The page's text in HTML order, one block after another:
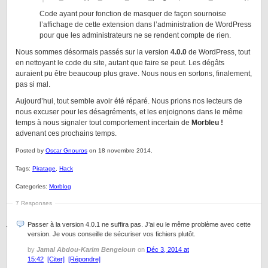
Code ayant pour fonction de masquer de façon sournoise
l’affichage de cette extension dans l’administration de WordPress
pour que les administrateurs ne se rendent compte de rien.
Nous sommes désormais passés sur la version 4.0.0 de WordPress, tout
en nettoyant le code du site, autant que faire se peut. Les dégâts
auraient pu être beaucoup plus grave. Nous nous en sortons, finalement,
pas si mal.
Aujourd’hui, tout semble avoir été réparé. Nous prions nos lecteurs de
nous excuser pour les désagréments, et les enjoignons dans le même
temps à nous signaler tout comportement incertain de Morbleu !
advenant ces prochains temps.
Posted by Oscar Gnouros on 18 novembre 2014.
Tags: Piratage Hack
Categories: Morblog
7 Responses
Passer à la version 4.0.1 ne suffira pas. J’ai eu le même problème avec cette
version. Je vous conseille de sécuriser vos fichiers plutôt.
by Jamal Abdou-Karim Bengeloun on Déc 3, 2014 at
15:42 [Citer] [Répondre]